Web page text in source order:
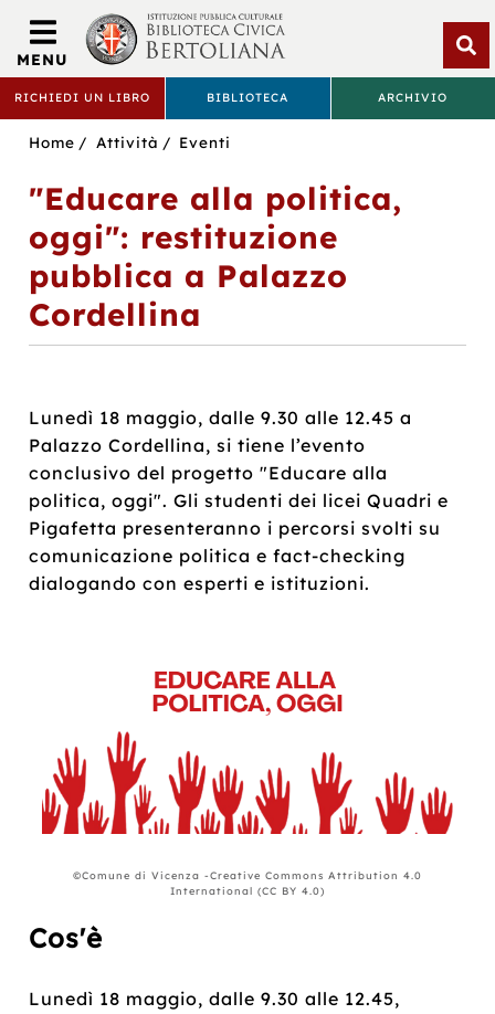
BIBLIOTECA
BERTOLIANA
RICHIEDI UN LIBRO BIBLIOTECA ARCHIVIO
MENU
Bertoliana
Sei
Home Attività Eventi
"Educare alla politica,
oggi": restituzione
pubblica a Palazzo
Cordellina
Lunedì 18 maggio, dalle 9.30 alle 12.45 a
Palazzo Cordellina, si tiene l’evento
conclusivo del progetto "Educare alla
politica, oggi". Gli studenti dei licei Quadri e
Pigafetta presenteranno i percorsi svolti su
comunicazione politica e fact-checking
dialogando con esperti e istituzioni.
©Comune di Vicenza -Creative Commons Attribution 4.0
International (CC BY 4.0)
Cos'è
Lunedì 18 maggio, dalle 9.30 alle 12.45,